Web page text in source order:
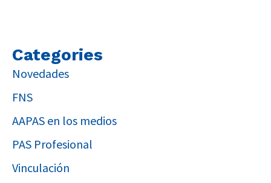
Categories
Novedades
FNS
AAPAS en los medios
PAS Profesional
Vinculación